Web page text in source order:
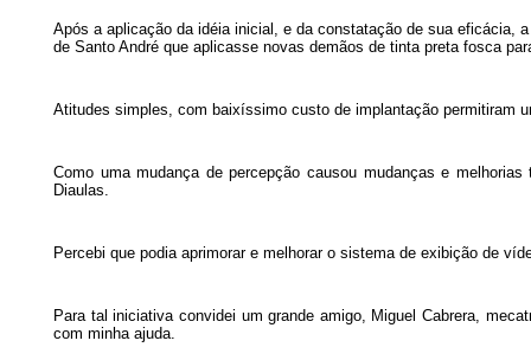
Após a aplicação da idéia inicial, e da constatação de sua eficácia,
de Santo André que aplicasse novas demãos de tinta preta fosca
Atitudes simples, com baixíssimo custo de implantação permitiram
Como uma mudança de percepção causou mudanças e
Diaulas.
Percebi que podia aprimorar e melhorar o sistema de exibição de
Para tal iniciativa convidei um grande amigo, Miguel Cabrera,
com minha ajuda.